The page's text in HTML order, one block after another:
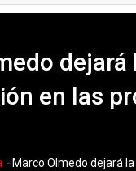
dejará
en las
- Marco Olmedo dejará